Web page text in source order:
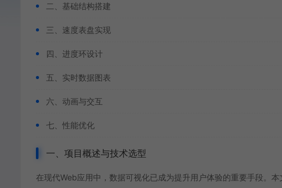
二、基础结构搭建
三、速度表盘实现
四、进度环设计
五、实时数据图表
六、动画与交互
七、性能优化
一、项目概述与技术选型
在现代Web应用中，数据可视化已成为提升用户体验的重要手段。